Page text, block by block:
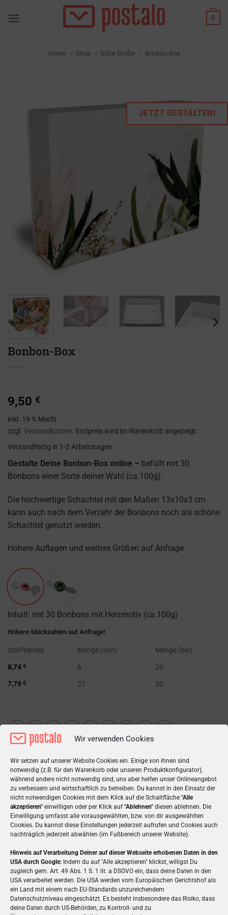
Wir verwenden Cookies
Wir setzen auf unserer Website Cookies ein. Einige von ihnen sind
notwendig (z.B. für den Warenkorb oder unseren Produktkonfigurator),
während andere nicht notwendig sind, uns aber helfen unser Onlineangebot
zu verbessern und wirtschaftlich zu betreiben. Du kannst in den Einsatz der
nicht notwendigen Cookies mit dem Klick auf die Schaltfläche "Alle
akzeptieren" einwilligen oder per Klick auf"Ablehnen" diesen ablehnen. Die
Einwilligung umfasst alle vorausgewählten, bzw. von dir ausgewählten
Cookies. Du kannst diese Einstellungen jederzeit aufrufen und Cookies auch
nachträglich jederzeit abwählen (im Fußbereich unserer Website).
Hinweis auf Verarbeitung Deiner auf dieser Webseite erhobenen Daten in den
USA durch Google: Indem du auf "Alle akzeptieren" klickst, willigst Du
zugleich gem. Art. 49 Abs. 1 S. 1 lit. a DSGVO ein, dass deine Daten in den
USA verarbeitet werden. Die USA werden vom Europäischen Gerichtshof als
ein Land mit einem nach EU-Standards unzureichendem
Datenschutzniveau eingeschätzt. Es besteht insbesondere das Risiko, dass
deine Daten durch US-Behörden, zu Kontroll- und zu
Inhalt
0
Home Shop Süße Grüße Bonbon-Box
Bonbon-Box
9,50 €
inkl. 19 % MwSt.
zzgl. Versandkosten. Endpreis wird im Warenkorb angezeigt.
Versandfertig in 1-3 Arbeitstagen
Gestalte Deine Bonbon-Box online – befüllt mit 30
Bonbons einer Sorte deiner Wahl (ca.100g).
Die hochwertige Schachtel mit den Maßen 13x10x3 cm
kann auch nach dem Verzehr der Bonbons noch als schöne
Schachtel genutzt werden.
Höhere Auflagen und weitere Größen auf Anfrage.
Inhalt: mit 30 Bonbons mit Herzmotiv (ca.100g)
Höhere Stückzahlen auf Anfrage!
Staffelpreis Menge (von)
Menge (bis)
8,74 € 6
20
7,79 € 21 50
JETZT GESTALTEN!
BESCHREIBUNG
ZUSÄTZLICHE INFORMATIONEN
ZUTATEN & NÄHRWERTE
Gestalte Deine Bonbon-Box online!
Eine Bonbon-Box für Deine Liebsten!Gestalte und
verschicke diese kleine, aber feine